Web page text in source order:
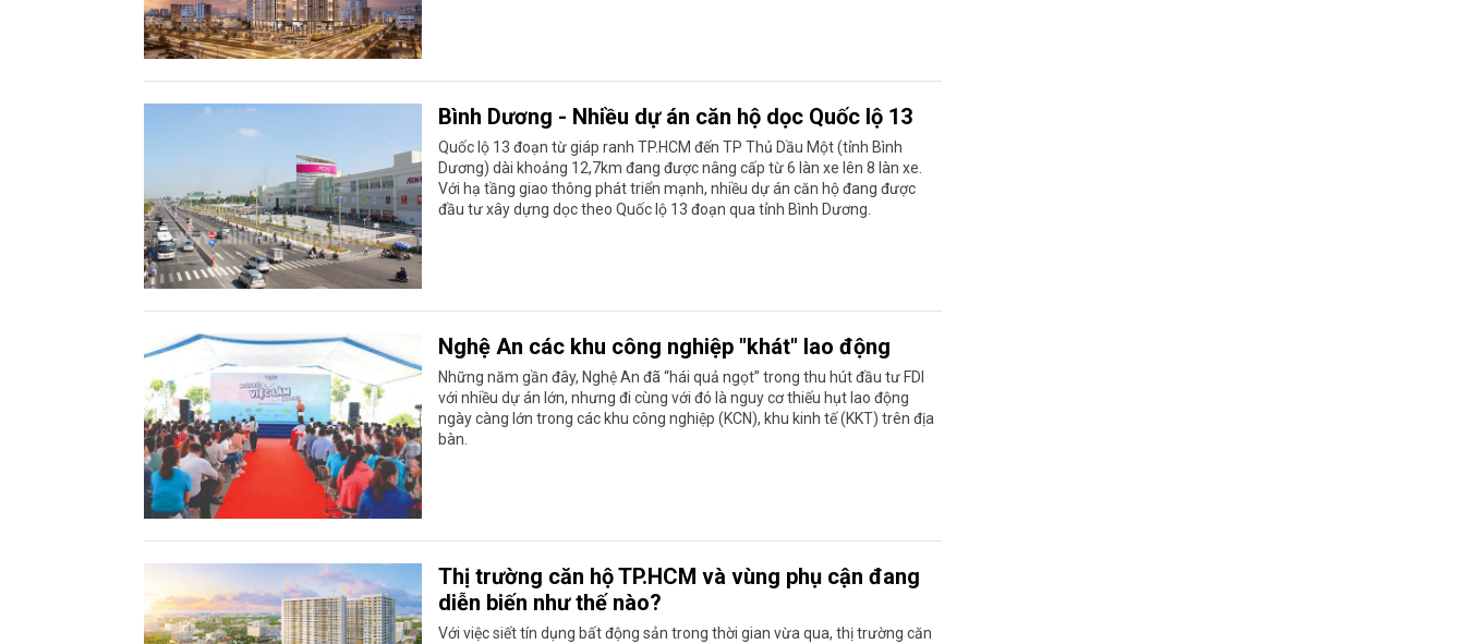
Bình Dương - Nhiều dự án căn hộ dọc Quốc lộ 13
Quốc lộ 13 đoạn từ giáp ranh TP.HCM đến TP Thủ Dầu Một (tỉnh Bình
Dương) dài khoảng 12,7km đang được nâng cấp từ 6 làn xe lên 8 làn xe.
Với hạ tầng giao thông phát triển mạnh, nhiều dự án căn hộ đang được
đầu tư xây dựng dọc theo Quốc lộ 13 đoạn qua tỉnh Bình Dương.
Nghệ An các khu công nghiệp "khát" lao động
Những năm gần đây, Nghệ An đã “hái quả ngọt” trong thu hút đầu tư FDI
với nhiều dự án lớn, nhưng đi cùng với đó là nguy cơ thiếu hụt lao động
ngày càng lớn trong các khu công nghiệp (KCN), khu kinh tế (KKT) trên địa
bàn.
Thị trường căn hộ TP.HCM và vùng phụ cận đang
diễn biến như thế nào?
Với việc siết tín dụng bất động sản trong thời gian vừa qua, thị trường căn